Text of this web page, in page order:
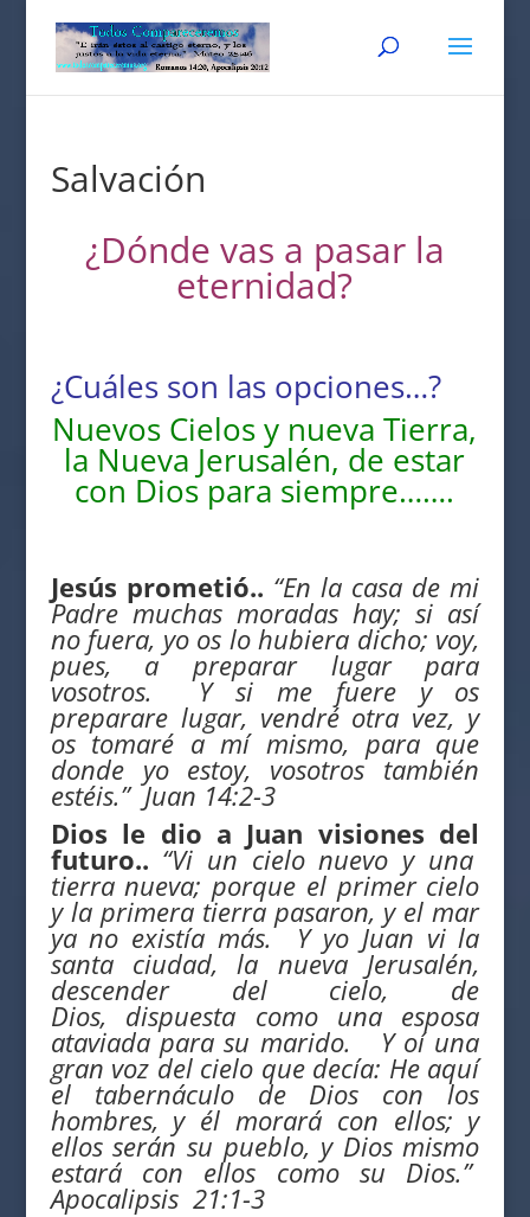
Salvación
¿Dónde vas a pasar la
eternidad?
¿Cuáles son las opciones…?
Nuevos Cielos y nueva Tierra,
la Nueva Jerusalén, de estar
con Dios para siempre…….
Jesús prometió.. “En la casa de mi
Padre muchas moradas hay; si así
no fuera, yo os lo hubiera dicho; voy,
pues, a preparar lugar para
vosotros. Y si me fuere y os
preparare lugar, vendré otra vez, y
os tomaré a mí mismo, para que
donde yo estoy, vosotros también
estéis.” Juan 14:2-3
Dios le dio a Juan visiones del
futuro.. “Vi un cielo nuevo y una
tierra nueva; porque el primer cielo
y la primera tierra pasaron, y el mar
ya no existía más. Y yo Juan vi la
santa ciudad, la nueva Jerusalén,
descender del cielo, de
Dios, dispuesta comouna esposa
ataviada para su marido. Y oí una
gran voz del cielo que decía: He aquí
el tabernáculo de Dios con los
hombres, y él morará con ellos; y
ellos serán su pueblo, y Dios mismo
estará con ellos comosu Dios.”
Apocalipsis 21:1-3